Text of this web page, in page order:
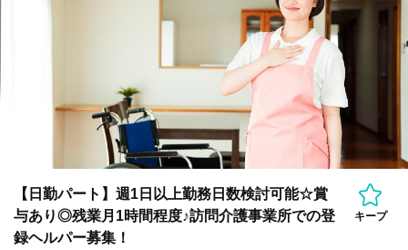
【日勤パート】週1日以上勤務日数検討可能☆賞
与あり◎残業月1時間程度♪訪問介護事業所での登
録ヘルパー募集！
キープ